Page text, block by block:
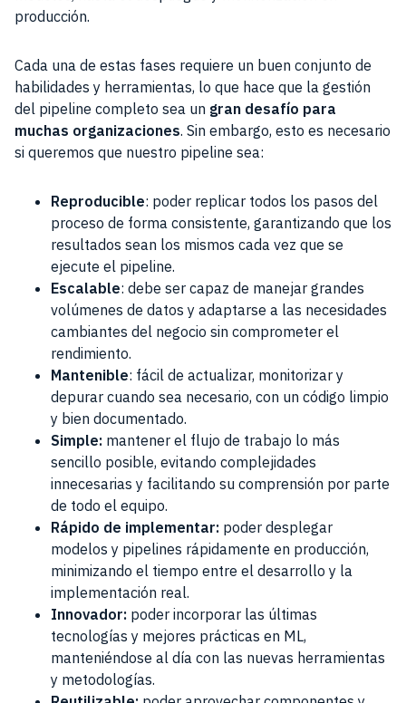
producción.
Cada una de estas fases requiere un buen conjunto de
habilidades y herramientas, lo que hace que la gestión
del pipeline completo sea un gran desafío para
muchas organizaciones. Sin embargo, esto es necesario
si queremos que nuestro pipeline sea:
Reproducible: poder replicar todos los pasos del
proceso de forma consistente, garantizando que los
resultados sean los mismos cada vez que se
ejecute el pipeline.
Escalable: debe ser capaz de manejar grandes
volúmenes de datos y adaptarse a las necesidades
cambiantes del negocio sin comprometer el
rendimiento.
Mantenible: fácil de actualizar, monitorizar y
depurar cuando sea necesario, con un código limpio
y bien documentado.
Simple: mantener el flujo de trabajo lo más
sencillo posible, evitando complejidades
innecesarias y facilitando su comprensión por parte
de todo el equipo.
Rápido de implementar: poder desplegar
modelos y pipelines rápidamente en producción,
minimizando el tiempo entre el desarrollo y la
implementación real.
Innovador: poder incorporar las últimas
tecnologías y mejores prácticas en ML,
manteniéndose al día con las nuevas herramientas
y metodologías.